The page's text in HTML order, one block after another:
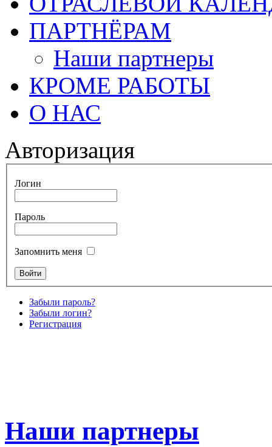
ПАРТНЁРАМ
Наши партнеры
КРОМЕ РАБОТЫ
О НАС
Авторизация
Логин
Пароль
Запомнить меня
Забыли пароль?
Забыли логин?
Регистрация
Наши партнеры